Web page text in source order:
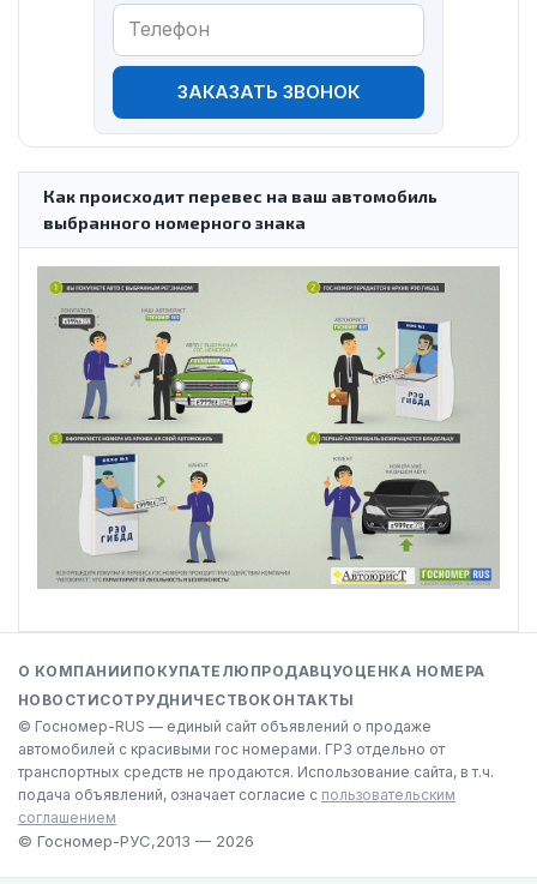
ЗАКАЗАТЬ ЗВОНОК
Как происходит перевес на ваш автомобиль
выбранного номерного знака
© Госномер-RUS — единый сайт объявлений о продаже
автомобилей с красивыми гос номерами. ГРЗ отдельно от
транспортных средств не продаются. Использование сайта, в т.ч.
подача объявлений, означает согласие с пользовательским
соглашением
О КОМПАНИИ ПОКУПАТЕЛЮ ПРОДАВЦУОЦЕНКА НОМЕРА
НОВОСТИСОТРУДНИЧЕСТВОКОНТАКТЫ
© Госномер-РУС,2013 — 2026